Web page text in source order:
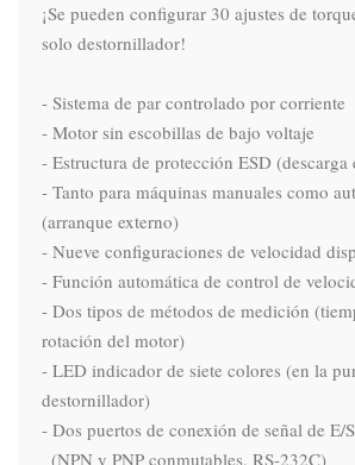
¡Se pueden configurar 30 ajustes de
solo destornillador!
- Sistema de par controlado por corriente
- Motor sin escobillas de bajo voltaje
- Estructura de protección ESD (descarga
- Tanto para máquinas manuales como
(arranque externo)
- Nueve configuraciones de velocidad
- Función automática de control de
- Dos tipos de métodos de medición
rotación del motor)
- LED indicador de siete colores (en la
destornillador)
- Dos puertos de conexión de señal de E/